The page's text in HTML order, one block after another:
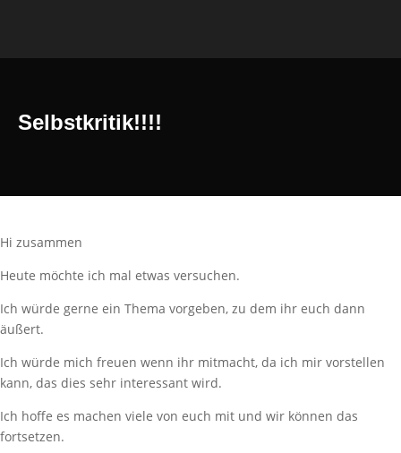
Selbstkritik!!!!
Hi zusammen
Heute möchte ich mal etwas versuchen.
Ich würde gerne ein Thema vorgeben, zu dem ihr euch dann
äußert.
Ich würde mich freuen wenn ihr mitmacht, da ich mir vorstellen
kann, das dies sehr interessant wird.
Ich hoffe es machen viele von euch mit und wir können das
fortsetzen.